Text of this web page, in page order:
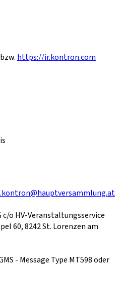
bzw. https://ir.kontron.com
c/o HV-Veranstaltungsservice
60, 8242 St. Lorenzen am
- Message Type MT598 oder